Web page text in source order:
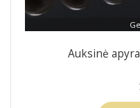
Auksinė